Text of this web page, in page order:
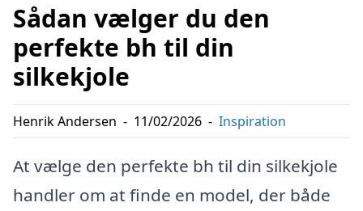
Sådan vælger du den
perfekte bh til din
silkekjole
Henrik Andersen - 11/02/2026 - Inspiration
At vælge den perfekte bh til din silkekjole
handler om at finde en model, der både